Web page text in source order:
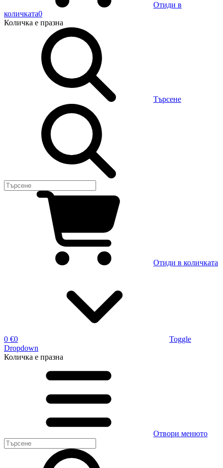
Отиди в
количката0
Количка е празна
Търсене
Отиди в количката
0 €0
Toggle
Dropdown
Количка е празна
Отвори менюто